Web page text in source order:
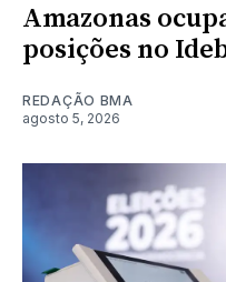
Amazonas
posições no
REDAÇÃO BMA
agosto 5, 2026